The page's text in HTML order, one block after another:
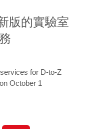
版的實驗室
for D-to-Z
October 1